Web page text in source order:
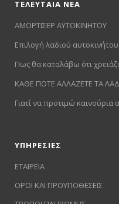
ΤΕΛΕΥΤΑΙΑ ΝΕΑ
ΑΜΟΡΤΙΣΕΡ ΑΥΤΟΚΙΝΗΤΟΥ
Επιλογή λαδιού
Πως θα καταλάβω ότι
ΚΑΘΕ ΠΟΤΕ ΑΛΛΑΖΕΤΕ ΤΑ
Γιατί να προτιμώ καινούρια
ΥΠΗΡΕΣΙΕΣ
ΕΤΑΙΡΕΙΑ
ΟΡΟΙ ΚΑΙ ΠΡΟΥΠΟΘΕΣΕΙΣ